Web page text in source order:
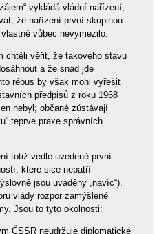
vykládá vládní nařízení,
že nařízení první skupinou
vůbec nevymezilo.
chtěli věřit, že takového stavu
a že snad jde
rébus by však mohl vyřešit
předpisů z roku 1968
nebyl; občané zůstávají
teprve praxe správních
totiž vedle uvedené první
které sice nepatří
jsou uváděny „navíc“),
vlády rozpor zamýšlené
Jsou to tyto okolnosti:
ČSSR neudržuje diplomatické